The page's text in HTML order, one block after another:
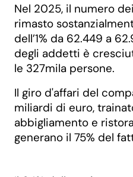
Nel 2025, il numero
rimasto
dell’1% da 62.449 a
degli addetti è
le 327mila persone.
Il giro d'affari del
miliardi di euro,
abbigliamento e
generano il 75% del